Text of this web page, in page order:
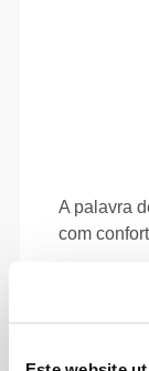
A palavra
com